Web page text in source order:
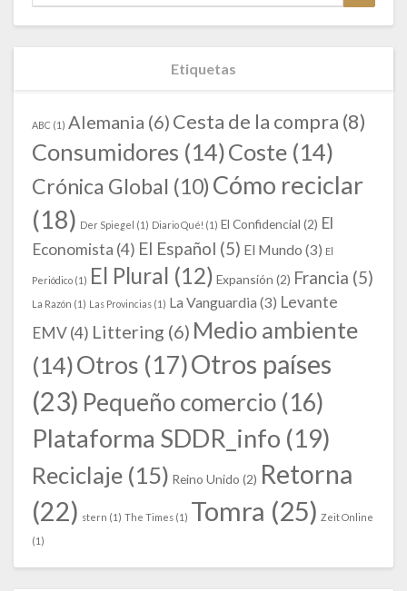
for:
Etiquetas
ABC (1) Alemania (6) Cesta de la compra (8)
Consumidores (14)Coste (14)
Crónica Global (10) Cómo reciclar
(18) Der Spiegel (1) Diario Qué! (1) El Confidencial (2) El
Economista (4) El Español (5) El Mundo (3) El
Periódico (1) El Plural (12) Expansión (2) Francia (5)
La Razón (1) Las Provincias (1) La Vanguardia (3) Levante
EMV(4) Littering (6) Medio ambiente
(14)Otros (17)Otros países
(23) Pequeño comercio (16)
Plataforma SDDR_info (19)
Reciclaje (15) Reino Unido (2) Retorna
(22) stern (1) The Times (1) Tomra (25) Zeit Online
(1)